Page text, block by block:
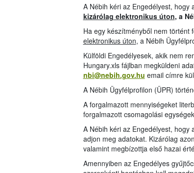
A Nébih kéri az Engedélyest,
kizárólag elektronikus úton, a
Ha egy készítményből nem történt
elektronikus úton, a Nébih
Külföldi Engedélyesek, akik nem
Hungary.xls fájlban megküldeni
nbi@nebih.gov.hu email címre
A Nébih Ügyfélprofilon (ÜPR)
A forgalmazott mennyiségeket
forgalmazott csomagolási
A Nébih kéri az Engedélyest,
adjon meg adatokat. Kizárólag
valamint megbízottja első hazai
Amennyiben az Engedélyes